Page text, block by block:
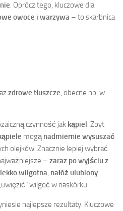
. Oprócz tego, kluczowe dla
owoce i warzywa – to skarbnica
zdrowe tłuszcze, obecne np. w
czynność jak kąpiel. Zbyt
mogąnadmiernie wysuszać
olejków. Znacznie lepiej wybrać
– zaraz po wyjściu z
lekko wilgotna, nałóż ulubiony
wilgoć w naskórku.
najlepsze rezultaty. Kluczowe